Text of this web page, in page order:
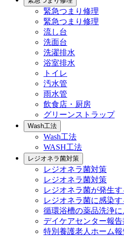
緊急つまり修理
緊急つまり修理
流し台
洗面台
洗濯排水
浴室排水
トイレ
汚水管
雨水管
飲食店・厨房
グリーンストラップ
Wash工法
Wash工法
WASH工法
レジオネラ菌対策
レジオネラ菌対策
レジオネラ菌対策
レジオネラ菌が発生す
レジオネラ菌に感染す
循環浴槽の薬品洗浄
デイケアセンター報告
特別養護老人ホーム